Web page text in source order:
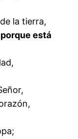
la tierra,
está